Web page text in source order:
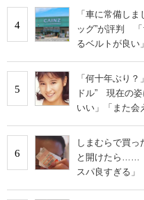
4
「車に常備し
ッグ”が評判 「
るベルトが良い」
5
「何十年ぶり
ドル” 現在の
いい」「また会
6
しまむらで買っ
と開けたら……
スパ良すぎる」